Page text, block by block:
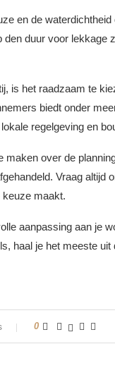
en de
duur voor lekkage
is het raadzaam te
biedt onder
regelgeving en
over de
Vraag altijd
keuze maakt.
aanpassing aan je
haal je het meeste
0